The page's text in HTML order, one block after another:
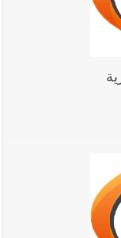
لبنان ليوم السبت
والمنطقة -
تضرب المسار التفاوضي
اللبناني يرفع
خارج التجربة؟